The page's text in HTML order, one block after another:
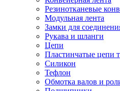
Резинотканевые
Модульная лента
Замки для
Рукава и шланги
Цепи
Пластинчатые цепи
Силикон
Тефлон
Обмотка валов и